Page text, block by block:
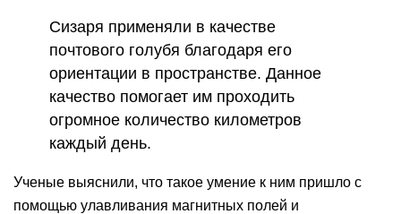
Сизаря применяли в качестве
почтового голубя благодаря его
ориентации в пространстве. Данное
качество помогает им проходить
огромное количество километров
каждый день.
Ученые выяснили, что такое умение к ним пришло c
помощью улавливания магнитных полей и